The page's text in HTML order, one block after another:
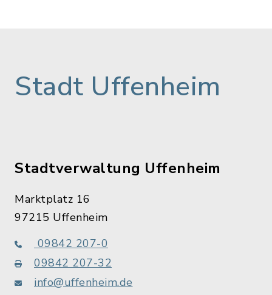
Stadt Uffenheim
Stadtverwaltung Uffenheim
Marktplatz 16
97215 Uffenheim
09842 207-0
09842 207-32
info@uffenheim.de